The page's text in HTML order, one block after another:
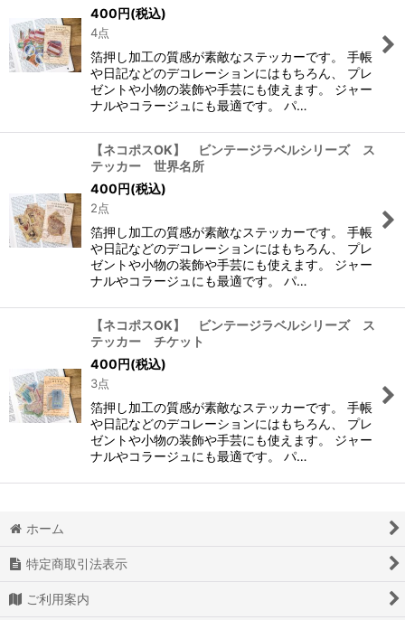
400円(税込)
4点
箔押し加工の質感が素敵なステッカーです。 手帳
や日記などのデコレーションにはもちろん、 プレ
ゼントや小物の装飾や手芸にも使えます。 ジャー
ナルやコラージュにも最適です。 パ…
【ネコポスOK】 ビンテージラベルシリーズ ス
テッカー 世界名所
400円(税込)
2点
箔押し加工の質感が素敵なステッカーです。 手帳
や日記などのデコレーションにはもちろん、 プレ
ゼントや小物の装飾や手芸にも使えます。 ジャー
ナルやコラージュにも最適です。 パ…
【ネコポスOK】 ビンテージラベルシリーズ ス
テッカー チケット
400円(税込)
3点
箔押し加工の質感が素敵なステッカーです。 手帳
や日記などのデコレーションにはもちろん、 プレ
ゼントや小物の装飾や手芸にも使えます。 ジャー
ナルやコラージュにも最適です。 パ…
ホーム
特定商取引法表示
ご利用案内